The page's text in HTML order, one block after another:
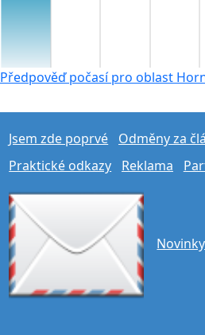
Předpověď počasí pro oblast
Jsem zde poprvé
Odměny za
Praktické odkazy
Reklama